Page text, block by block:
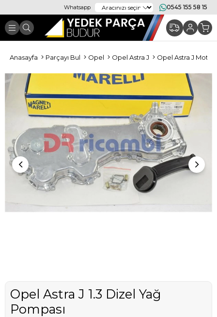
Whatsapp 0545 155 58 15
Anasayfa Parçayı Bul Opel Opel Astra J Opel Astra J
Opel Astra J 1.3 Dizel Yağ
Pompası